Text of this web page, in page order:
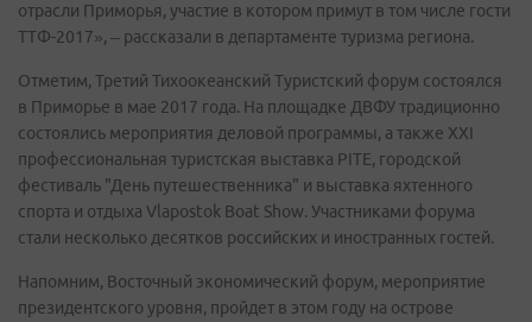
отрасли Приморья, участие в котором примут в том числе гости
ТТФ-2017», – рассказали в департаменте туризма региона.
Отметим, Третий Тихоокеанский Туристский форум состоялся
в Приморье в мае 2017 года. На площадке ДВФУ традиционно
состоялись мероприятия деловой программы, а также XXI
профессиональная туристская выставка PITE, городской
фестиваль "День путешественника" и выставка яхтенного
спорта и отдыха Vlapostok Boat Show. Участниками форума
стали несколько десятков российских и иностранных гостей.
Напомним, Восточный экономический форум, мероприятие
президентского уровня, пройдет в этом году на острове